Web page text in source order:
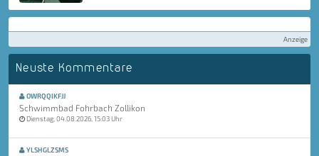
Anzeige
Neuste Kommentare
OWRQQIKFJJ
Schwimmbad Fohrbach Zollikon
Dienstag, 04.08.2026, 15:03 Uhr
YLSHGLZSMS